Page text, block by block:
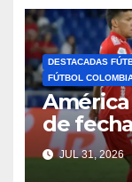
DESTACADAS
FÚTBOL
de
motivos
JUL 31, 2026